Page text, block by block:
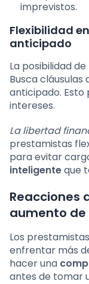
imprevistos.
Flexibilidad
anticipado
La posibilidad
Busca cláusulas
anticipado.
intereses.
La libertad
prestamistas
para evitar
inteligenteque
Reacciones
aumento
Los
enfrentar más
hacer una
antes de tomar